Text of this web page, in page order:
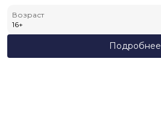
Возраст
16+
Подробнее